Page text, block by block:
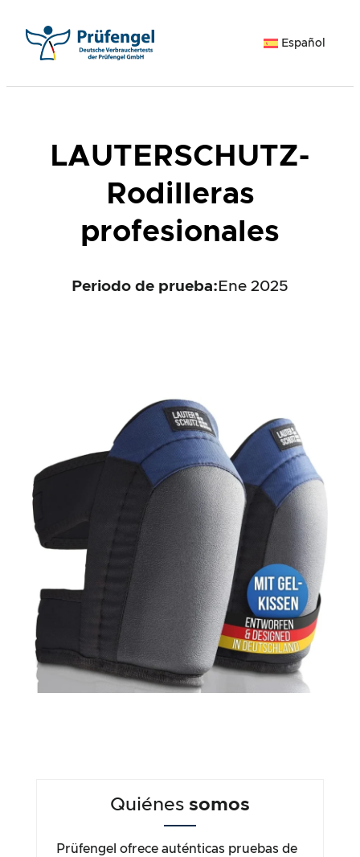
contenido
Español
LAUTERSCHUTZ-
Rodilleras
profesionales
Periodo de prueba: Ene 2025
Quiénes somos
Prüfengel ofrece auténticas pruebas de